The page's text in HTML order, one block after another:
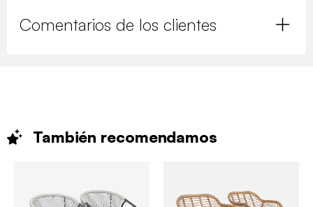
Comentarios de los clientes
También recomendamos